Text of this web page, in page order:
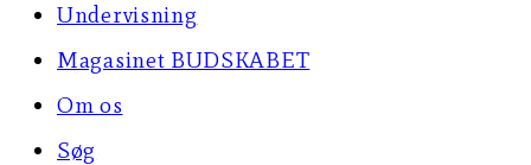
Undervisning
Magasinet BUDSKABET
Om os
Søg